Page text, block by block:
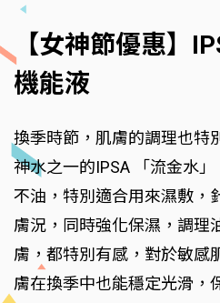
【女神節優惠】
機能液
換季時節，肌膚的調理也特
神水之一的IPSA 「流金水
不油，特別適合用來濕敷，
膚況，同時強化保濕，調理
膚，都特別有感，對於敏感
膚在換季中也能穩定光滑，